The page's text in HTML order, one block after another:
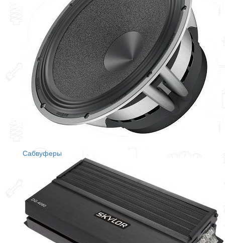
Сабвуферы